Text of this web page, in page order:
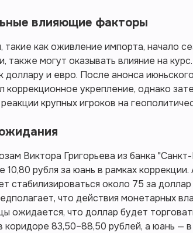
влияющие факторы
такие как оживление импорта, начало
также могут оказывать влияние на
доллару и евро. После анонса
коррекционное укрепление, однако
крупных игроков на
Виктора Григорьева из банка
10,80 рубля за юань в рамках
стабилизироваться около 75 за доллар
что действия монетарных
ожидается, что доллар будет
коридоре 83,50–88,50 рублей, а юань — в